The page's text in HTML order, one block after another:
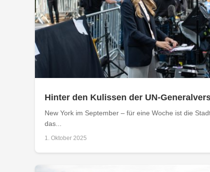
Hinter den Kulissen der UN-
New York im September – für eine Woche ist die
das...
1. Oktober 2025